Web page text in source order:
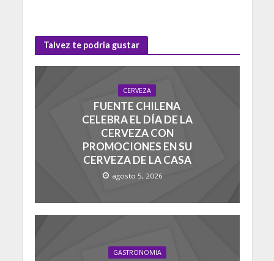
Talvez te podria gustar
CERVEZA
FUENTE CHILENA
CELEBRA EL DÍA DE LA
CERVEZA CON
PROMOCIONES EN SU
CERVEZA DE LA CASA
agosto 5, 2026
GASTRONOMIA